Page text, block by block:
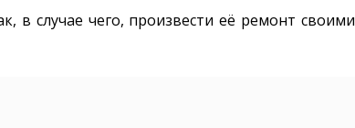
в случае чего, произвести её ремонт своими